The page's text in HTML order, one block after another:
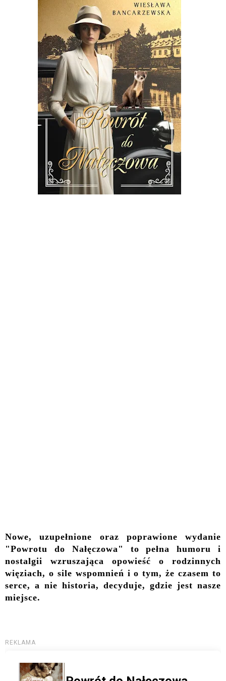
Nowe, uzupełnione oraz poprawione wydanie
"Powrotu do Nałęczowa" to pełna humoru i
nostalgii wzruszająca opowieść o rodzinnych
więziach, o sile wspomnień i o tym, że czasem to
serce, a nie historia, decyduje, gdzie jest nasze
miejsce.